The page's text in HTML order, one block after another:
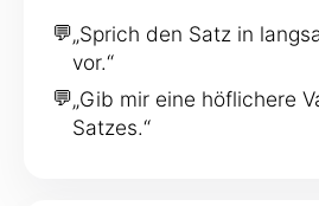
💬„Sprich den Satz in
vor.“
💬„Gib mir eine höflichere
Satzes.“